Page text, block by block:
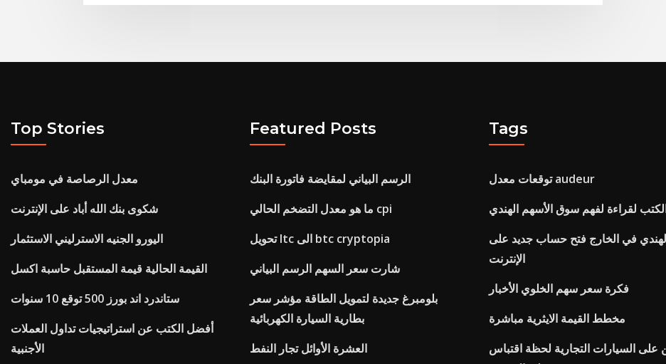
Top Stories
معدل الرصاصة في مومباي
شكوى بنك الله أباد على الإنترنت
اليورو الجنيه الاسترليني الاستثمار
القيمة الحالية قيمة المستقبل حاسبة اكسل
ستاندرد اند بورز 500 توقع 10 سنوات
أفضل الكتب عن استراتيجيات تداول العملات
الأجنبية
Featured Posts
الرسم البياني لمقايضة فاتورة البنك
ما هو معدل التضخم الحالي cpi
تحويل ltc الى btc cryptopia
شارت سعر السهم الرسم البياني
بلومبرغ جديدة لتمويل الطاقة مؤشر سعر
بطارية السيارة الكهربائية
العشرة الأوائل تجار النفط
Tags
توقعات معدل audeur
لقراءة لفهم سوق الأسهم الهندي
في الخارج فتح حساب جديد على
الإنترنت
فكرة سعر سهم الخلوي الأخبار
مخطط القيمة الايثرية مباشرة
على السيارات التجارية لحظة اقتباس